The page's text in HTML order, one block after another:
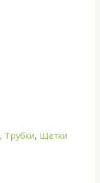
, Трубки, Щетки